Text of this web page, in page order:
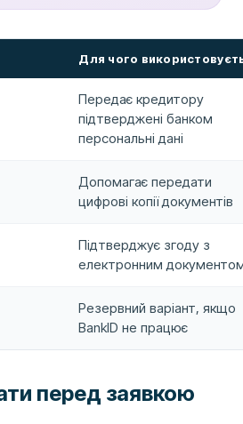
Для чого
Передає кредитору
підтверджені банком
персональні дані
Допомагає передати
цифрові копії документів
Підтверджує згоду з
електронним
Резервний варіант, якщо
BankID не працює
перед заявкою